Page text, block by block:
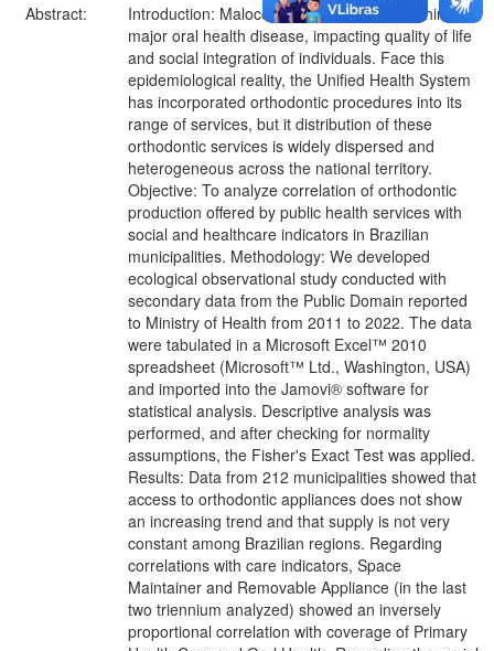
Abstract:
Introduction: Malocclusions represent the third
major oral health disease, impacting quality of life
and social integration of individuals. Face this
epidemiological reality, the Unified Health System
has incorporated orthodontic procedures into its
range of services, but it distribution of these
orthodontic services is widely dispersed and
heterogeneous across the national territory.
Objective: To analyze correlation of orthodontic
production offered by public health services with
social and healthcare indicators in Brazilian
municipalities. Methodology: We developed
ecological observational study conducted with
secondary data from the Public Domain reported
to Ministry of Health from 2011 to 2022. The data
were tabulated in a Microsoft Excel™ 2010
spreadsheet (Microsoft™ Ltd., Washington, USA)
and imported into the Jamovi® software for
statistical analysis. Descriptive analysis was
performed, and after checking for normality
assumptions, the Fisher's Exact Test was applied.
Results: Data from 212 municipalities showed that
access to orthodontic appliances does not show
an increasing trend and that supply is not very
constant among Brazilian regions. Regarding
correlations with care indicators, Space
Maintainer and Removable Appliance (in the last
two triennium analyzed) showed an inversely
proportional correlation with coverage of Primary